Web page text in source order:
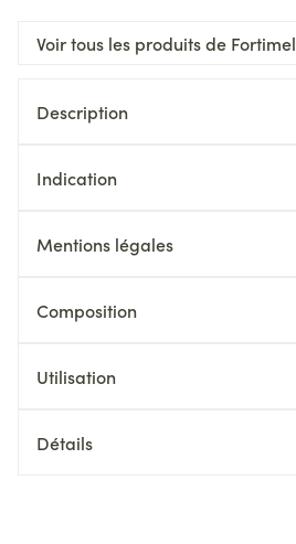
Voir tous les produits de Fortimel
Description
Indication
Mentions légales
Composition
Utilisation
Détails